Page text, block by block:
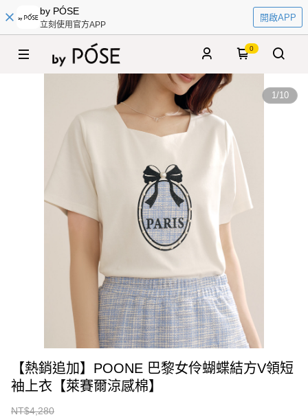
by PÓSE
立刻使用官方APP
開啟APP
0
1/10
【熱銷追加】POONE 巴黎女伶蝴蝶結方V領短
袖上衣【萊賽爾涼感棉】
NT$4,280